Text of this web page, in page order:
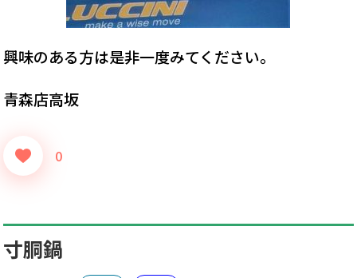
興味のある方は是非一度みてください。
青森店高坂
0
寸胴鍋